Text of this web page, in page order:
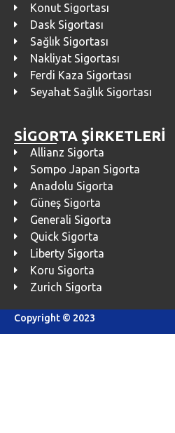
Konut Sigortası
Dask Sigortası
Sağlık Sigortası
Nakliyat Sigortası
Ferdi Kaza Sigortası
Seyahat Sağlık Sigortası
SİGORTA ŞİRKETLERİ
Allianz Sigorta
Sompo Japan Sigorta
Anadolu Sigorta
Güneş Sigorta
Generali Sigorta
Quick Sigorta
Liberty Sigorta
Koru Sigorta
Zurich Sigorta
Copyright © 2023